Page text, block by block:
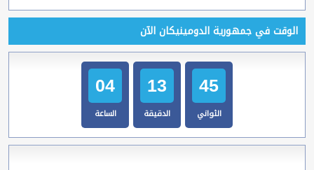
الوقت في جمهورية الدومينيكان الآن
04
الساعة
13
الدقيقة
46
الثواني